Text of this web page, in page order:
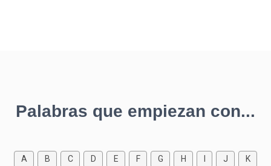
Palabras que empiezan con...
A B C D E F G H J K